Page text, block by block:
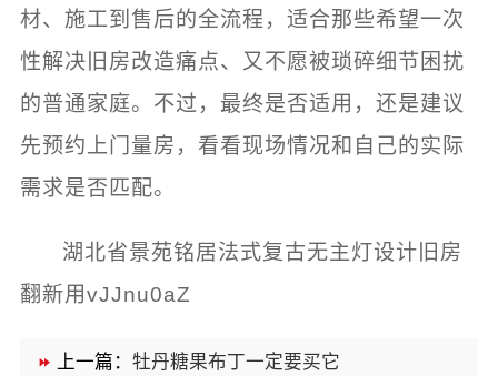
材、施工到售后的全流程，适合那些希望一次
性解决旧房改造痛点、又不愿被琐碎细节困扰
的普通家庭。不过，最终是否适用，还是建议
先预约上门量房，看看现场情况和自己的实际
需求是否匹配。
湖北省景苑铭居法式复古无主灯设计旧房
翻新用vJJnu0aZ
上一篇： 牡丹糖果布丁一定要买它